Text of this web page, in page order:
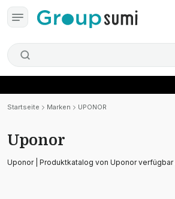
Startseite Marken UPONOR
Uponor
Uponor | Produktkatalog von Uponor